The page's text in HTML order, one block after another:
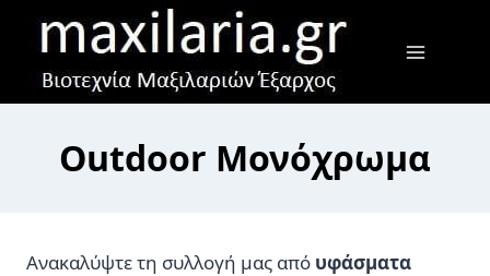
content
Outdoor Μονόχρωμα
Ανακαλύψτε τη συλλογή μας από υφάσματα